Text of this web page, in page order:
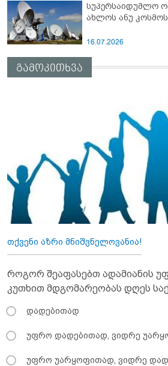
სუპერსაიდუმლო
16.07.2026
გამოკითხვა
თქვენი აზრი მნიშვნელოვანია!
როგორ შეაფასებთ ადამიანის
კუთხით მდგომარეობას დღეს
დადებითად
უფრო დადებითად, ვიდრე
უფრო უარყოფითად, ვიდრე